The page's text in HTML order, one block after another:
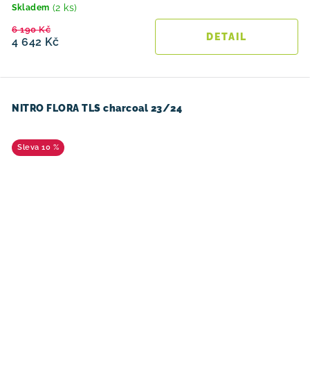
Skladem (2 ks)
4 642 Kč
6 190 Kč
NITRO FLORA TLS charcoal 23/24
10 %